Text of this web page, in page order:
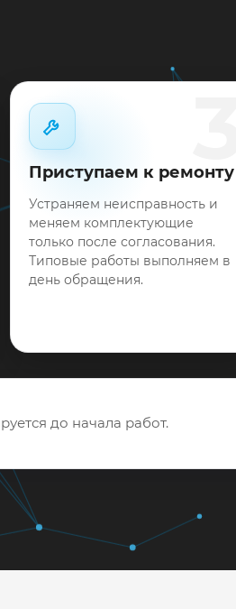
Приступаем к ремонту
Устраняем неисправность и
меняем комплектующие
только после согласования.
Типовые работы выполняем в
день обращения.
до начала работ.